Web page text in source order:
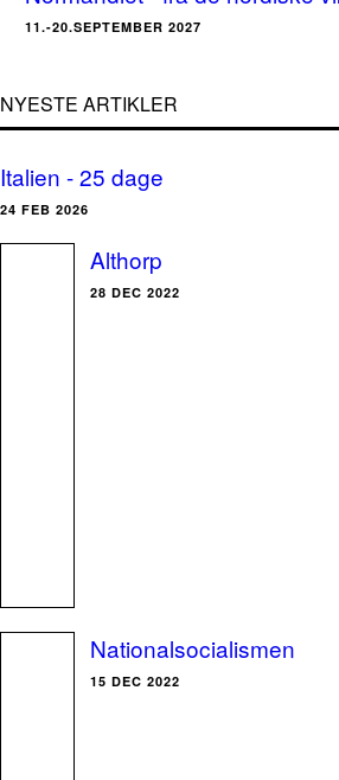
11.-20.SEPTEMBER 2027
NYESTE ARTIKLER
Italien - 25 dage
24 FEB 2026
Althorp
28 DEC 2022
Nationalsocialismen
15 DEC 2022